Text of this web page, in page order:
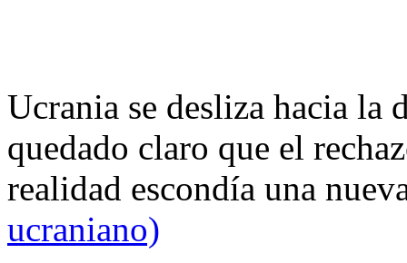
Ucrania se desliza hacia
quedado claro que el
realidad escondía una
ucraniano)